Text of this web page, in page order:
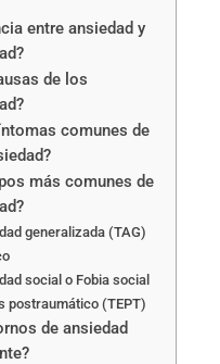
entre ansiedad y
de los
comunes de
más comunes de
generalizada (TAG)
social o Fobia social
postraumático (TEPT)
de ansiedad